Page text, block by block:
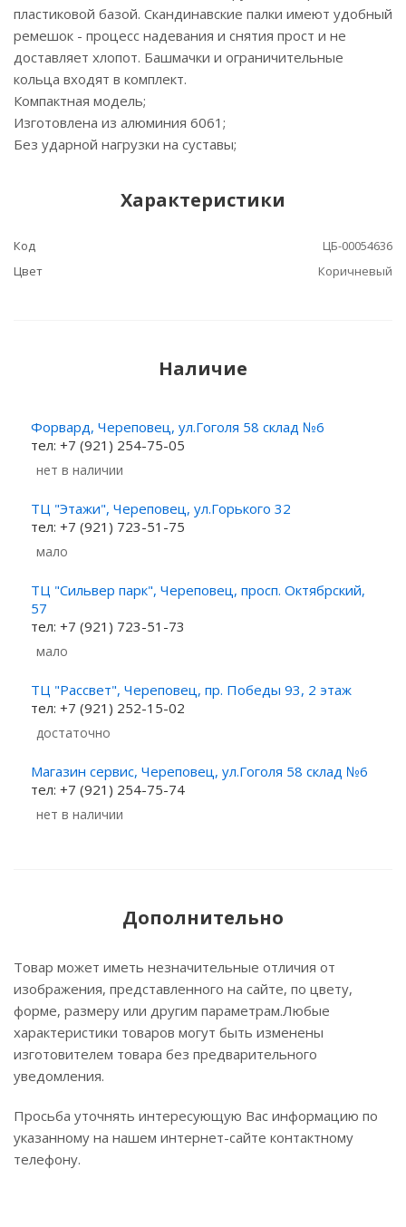
пластиковой базой. Скандинавские палки имеют удобный
ремешок - процесс надевания и снятия прост и не
доставляет хлопот. Башмачки и ограничительные
кольца входят в комплект.
Компактная модель;
Изготовлена из алюминия 6061;
Без ударной нагрузки на суставы;
Характеристики
Код
ЦБ-00054636
Цвет
Коричневый
Наличие
Форвард, Череповец, ул.Гоголя 58 склад №6
тел: +7 (921) 254-75-05
Нет в наличии
ТЦ "Этажи", Череповец, ул.Горького 32
тел: +7 (921) 723-51-75
Мало
ТЦ "Сильвер парк", Череповец, просп. Октябрский,
57
тел: +7 (921) 723-51-73
Мало
ТЦ "Рассвет", Череповец, пр. Победы 93, 2 этаж
тел: +7 (921) 252-15-02
Достаточно
Магазин сервис, Череповец, ул.Гоголя 58 склад №6
тел: +7 (921) 254-75-74
Нет в наличии
Дополнительно
Товар может иметь незначительные отличия от
изображения, представленного на сайте, по цвету,
форме, размеру или другим параметрам.Любые
характеристики товаров могут быть изменены
изготовителем товара без предварительного
уведомления.
Просьба уточнять интересующую Вас информацию по
указанному на нашем интернет-сайте контактному
телефону.